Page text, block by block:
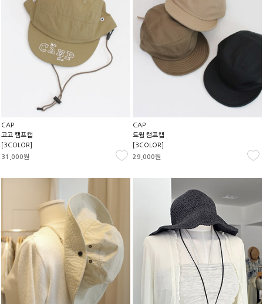
CAP
고고 캠프캡
[3COLOR]
31,000원
CAP
트윌 캠프캡
[3COLOR]
29,000원